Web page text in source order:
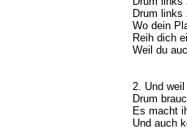
Drum links
Wo dein
Reih dich
Weil du
2. Und
Drum
Es macht
Und auch